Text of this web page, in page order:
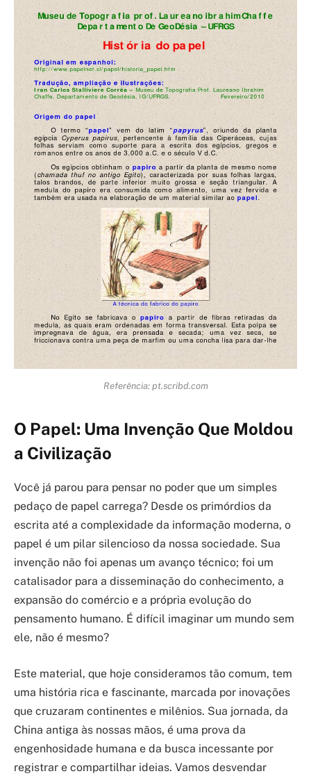
Referência: pt.scribd.com
O Papel: Uma Invenção Que Moldou
a Civilização
Você já parou para pensar no poder que um simples
pedaço de papel carrega? Desde os primórdios da
escrita até a complexidade da informação moderna, o
papel é um pilar silencioso da nossa sociedade. Sua
invenção não foi apenas um avanço técnico; foi um
catalisador para a disseminação do conhecimento, a
expansão do comércio e a própria evolução do
pensamento humano. É difícil imaginar um mundo sem
ele, não é mesmo?
Este material, que hoje consideramos tão comum, tem
uma história rica e fascinante, marcada por inovações
que cruzaram continentes e milênios. Sua jornada, da
China antiga às nossas mãos, é uma prova da
engenhosidade humana e da busca incessante por
registrar e compartilhar ideias. Vamos desvendar